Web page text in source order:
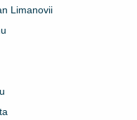
Limanovii